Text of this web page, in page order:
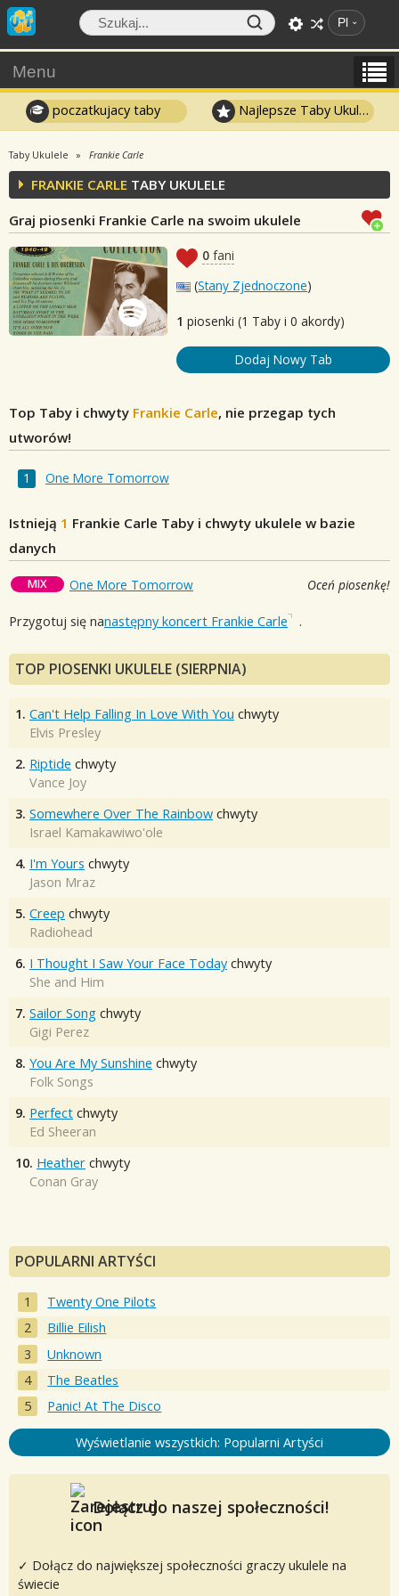
Pl
Menu
poczatkujacy taby Najlepsze Taby Ukulele
Taby Ukulele Frankie Carle
FRANKIE CARLE TABY UKULELE
Graj piosenki Frankie Carle na swoim ukulele
0 fani
(Stany Zjednoczone)
1 piosenki (1 Taby i 0 akordy)
Dodaj Nowy Tab
Top Taby i chwyty Frankie Carle, nie przegap tych
utworów!
One More Tomorrow
Istnieją 1 Frankie Carle Taby i chwyty ukulele w bazie
danych
MIX One More Tomorrow Oceń piosenkę!
Przygotuj się nanastępny koncert Frankie Carle .
TOP PIOSENKI UKULELE (SIERPNIA)
1. Can't Help Falling In Love With You chwyty
Elvis Presley
2. Riptide chwyty
Vance Joy
3. Somewhere Over The Rainbow chwyty
Israel Kamakawiwo'ole
4. I'm Yours chwyty
Jason Mraz
5. Creep chwyty
Radiohead
6. I Thought I Saw Your Face Today chwyty
She and Him
7. Sailor Song chwyty
Gigi Perez
8. You Are My Sunshine chwyty
Folk Songs
9. Perfect chwyty
Ed Sheeran
10. Heather chwyty
Conan Gray
POPULARNI ARTYŚCI
Twenty One Pilots
Billie Eilish
Unknown
The Beatles
Panic! At The Disco
Wyświetlanie wszystkich: Popularni Artyści
Dołącz do naszej społeczności!
✓ Dołącz do największej społeczności graczy ukulele na
świecie